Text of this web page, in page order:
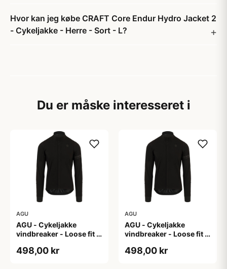
Hvor kan jeg købe CRAFT Core Endur Hydro Jacket 2
- Cykeljakke - Herre - Sort - L?
Du er måske interesseret i
AGU
AGU - Cykeljakke
vindbreaker - Loose fit -
498,00 kr
AGU
AGU - Cykeljakke
vindbreaker - Loose fit -
498,00 kr